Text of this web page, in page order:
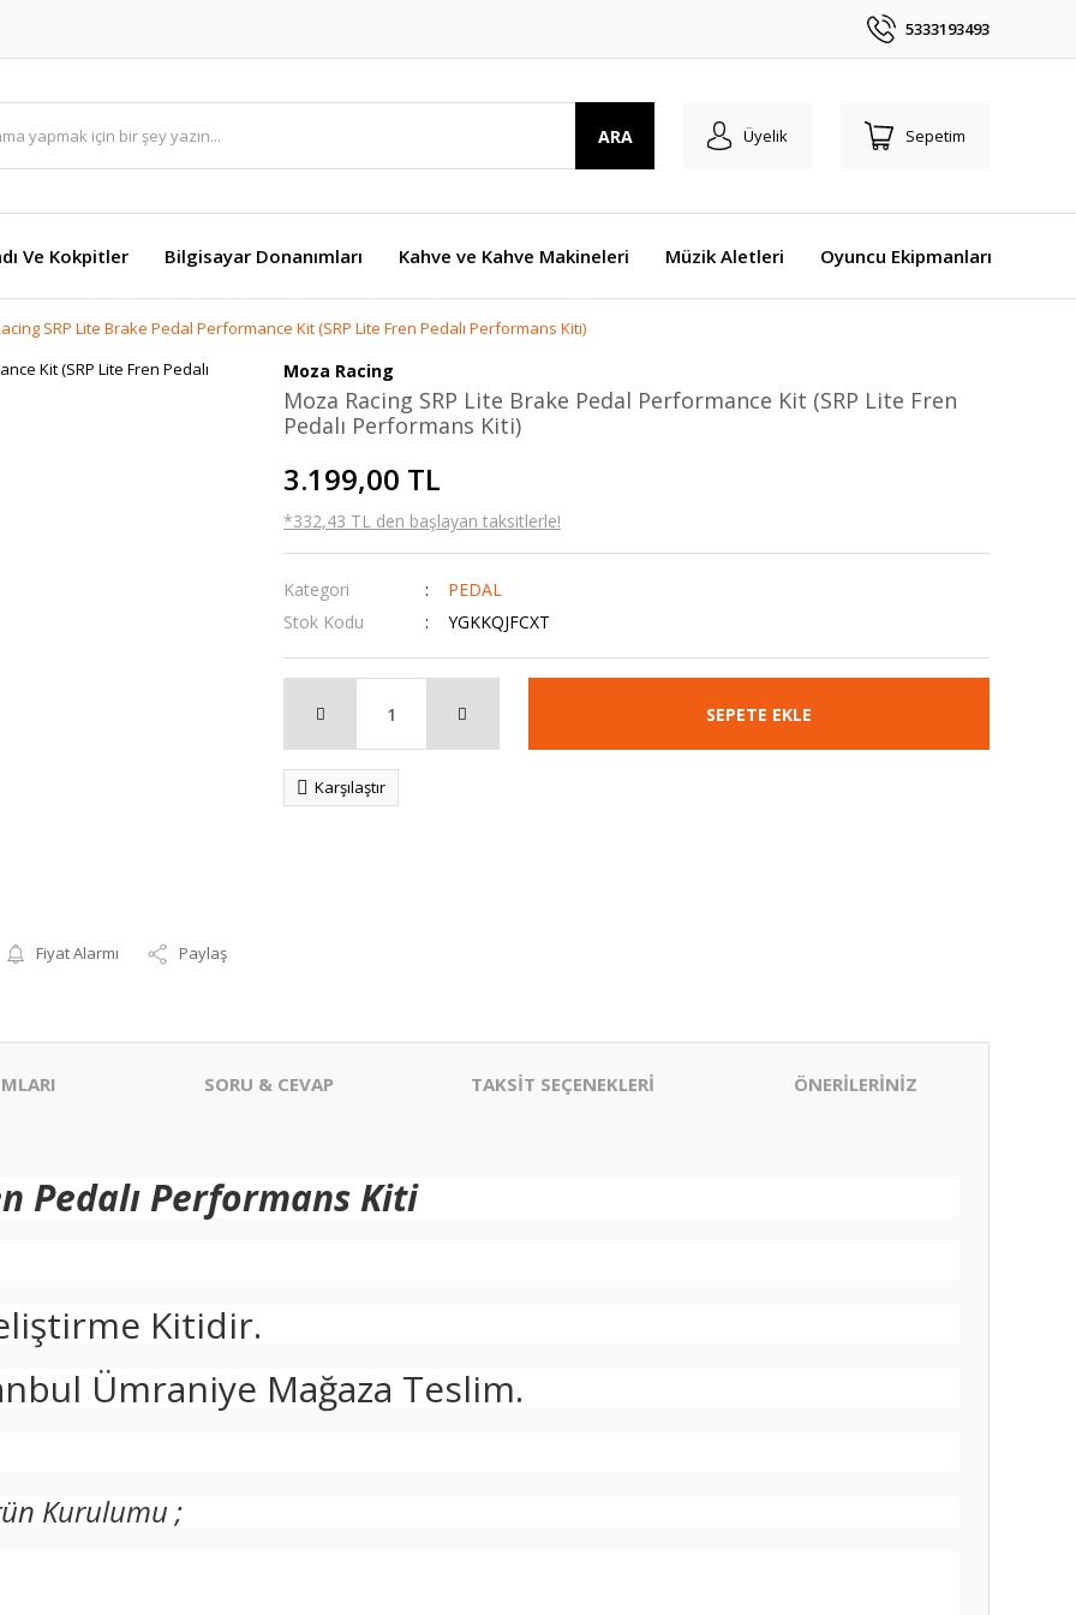
5333193493
ARA Üyelik Sepetim
Ve Kokpitler Bilgisayar Donanımları Kahve ve Kahve Makineleri Müzik Aletleri Oyuncu Ekipmanları
SRP Lite Brake Pedal Performance Kit (SRP Lite Fren Pedalı Performans Kiti)
Fiyat Alarmı Paylaş
Moza Racing
Moza Racing SRP Lite Brake Pedal Performance Kit (SRP Lite Fren
Pedalı Performans Kiti)
3.199,00 TL
*332,43 TL den başlayan taksitlerle!
Kategori
PEDAL
Stok Kodu
YGKKQJFCXT
SEPETE EKLE
Karşılaştır
SORU & CEVAP TAKSİT SEÇENEKLERİ ÖNERİLERİNİZ
Pedalı Performans Kiti
Kitidir.
Ümraniye Mağaza Teslim.
Kurulumu ;